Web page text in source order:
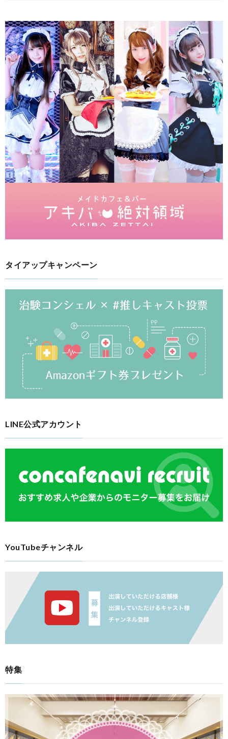
タイアップキャンペーン
LINE公式アカウント
YouTubeチャンネル
特集